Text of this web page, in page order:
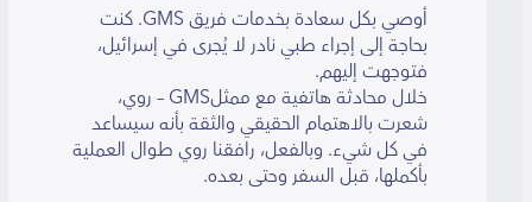
أوصي بكل سعادة بخدمات فريق GMS. كنت
بحاجة إلى إجراء طبي نادر لا يُجرى في إسرائيل،
فتوجهت إليهم.
خلال محادثة هاتفية مع ممثلGMS – روي،
شعرت بالاهتمام الحقيقي والثقة بأنه سيساعد
في كل شيء. وبالفعل، رافقنا روي طوال العملية
بأكملها، قبل السفر وحتى بعده.